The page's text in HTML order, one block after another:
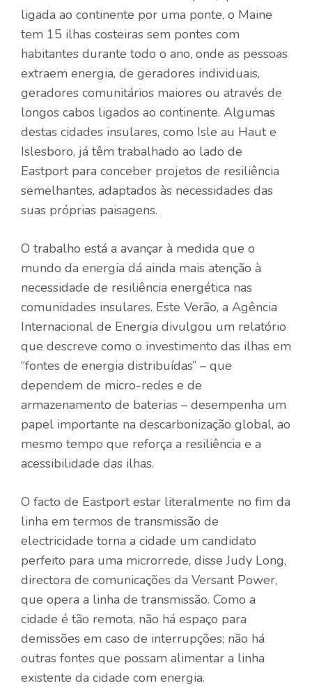
ligada ao continente por uma ponte, o Maine
tem 15 ilhas costeiras sem pontes com
habitantes durante todo o ano, onde as pessoas
extraem energia, de geradores individuais,
geradores comunitários maiores ou através de
longos cabos ligados ao continente. Algumas
destas cidades insulares, como Isle au Haut e
Islesboro, já têm trabalhado ao lado de
Eastport para conceber projetos de resiliência
semelhantes, adaptados às necessidades das
suas próprias paisagens.
O trabalho está a avançar à medida que o
mundo da energia dá ainda mais atenção à
necessidade de resiliência energética nas
comunidades insulares. Este Verão, a Agência
Internacional de Energia divulgou um relatório
que descreve como o investimento das ilhas em
“fontes de energia distribuídas” – que
dependem de micro-redes e de
armazenamento de baterias – desempenha um
papel importante na descarbonização global, ao
mesmo tempo que reforça a resiliência e a
acessibilidade das ilhas.
O facto de Eastport estar literalmente no fim da
linha em termos de transmissão de
electricidade torna a cidade um candidato
perfeito para uma microrrede, disse Judy Long,
directora de comunicações da Versant Power,
que opera a linha de transmissão. Como a
cidade é tão remota, não há espaço para
demissões em caso de interrupções; não há
outras fontes que possam alimentar a linha
existente da cidade com energia.